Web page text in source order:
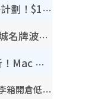
港大推賽馬會強化骨骼計劃！$100骨質密度X光檢查 完成免費運動訓練送超市禮券！附參加資格
開倉優惠 | 尖沙咀海港城名牌波鞋開倉低至1折！On鞋$899起／Joy&Peace鞋履$98起
豐澤優惠勁減低至44折！Mac mini/iPhone17Pro大減價！廚房家電$220起
開倉優惠｜尖沙咀名牌行李箱開倉低至4折！一連5日 American Tourister/ace./Hallmark $200起！